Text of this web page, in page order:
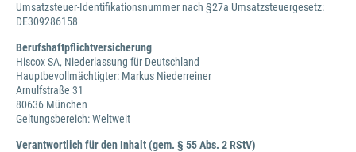
Umsatzsteuer-Identifikationsnummer nach §27a Umsatzsteuergesetz:
DE309286158
Berufshaftpflichtversicherung
Hiscox SA, Niederlassung für Deutschland
Hauptbevollmächtigter: Markus Niederreiner
Arnulfstraße 31
80636 München
Geltungsbereich: Weltweit
Verantwortlich für den Inhalt (gem. § 55 Abs. 2 RStV)